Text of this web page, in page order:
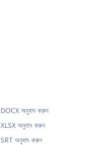
DOCX অনুবাদ করুন
XLSX অনুবাদ করুন
SRT অনুবাদ করুন